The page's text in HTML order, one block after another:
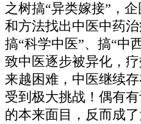
之树搞“异类嫁接”，
和方法找出中医中药治
搞“科学中医”、搞“中
致中医逐步被异化，
来越困难，中医继续
受到极大挑战！偶有
的本来面目，反而成